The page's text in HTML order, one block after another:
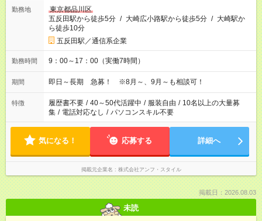
勤務地
東京都品川区
五反田駅から徒歩5分 / 大崎広小路駅から徒歩5分 / 大崎駅か
ら徒歩10分
五反田駅／通信系企業
勤務時間 9：00～17：00（実働7時間）
期間 即日～長期 急募！ ※8月～、9月～も相談可！
特徴 履歴書不要 / 40～50代活躍中 / 服装自由 / 10名以上の大量募
集 / 電話対応なし / パソコンスキル不要
気になる！ 応募する 詳細へ
掲載元企業名 株式会社アンフ・スタイル
掲載日：2026.08.03
未読